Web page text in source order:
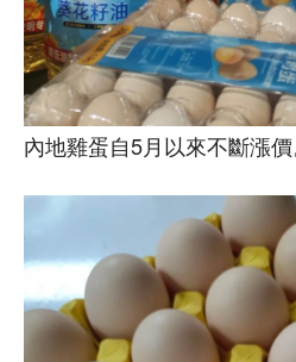
內地雞蛋自5月以來不斷漲